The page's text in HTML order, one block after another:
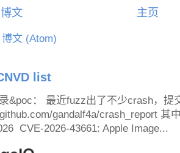
文 主页
博文 (Atom)
list
&poc： 最近fuzz出了不少crash，提
gandalf4a/crash_report 其
CVE-2026-43661: Apple Image...